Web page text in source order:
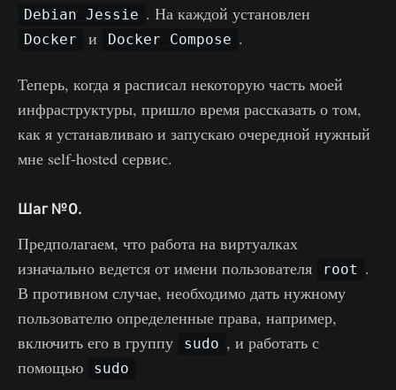
Debian Jessie . На каждой установлен
Docker и Docker Compose .
Теперь, когда я расписал некоторую часть моей
инфраструктуры, пришло время рассказать о том,
как я устанавливаю и запускаю очередной нужный
мне self-hosted сервис.
Шаг №0.
Предполагаем, что работа на виртуалках
изначально ведется от имени пользователя
root .
В противном случае, необходимо дать нужному
пользователю определенные права, например,
включить его в группу
sudo , и работать с
помощью
sudo